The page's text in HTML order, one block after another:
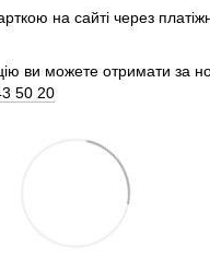
на сайті через
ви можете отримати за
50 20